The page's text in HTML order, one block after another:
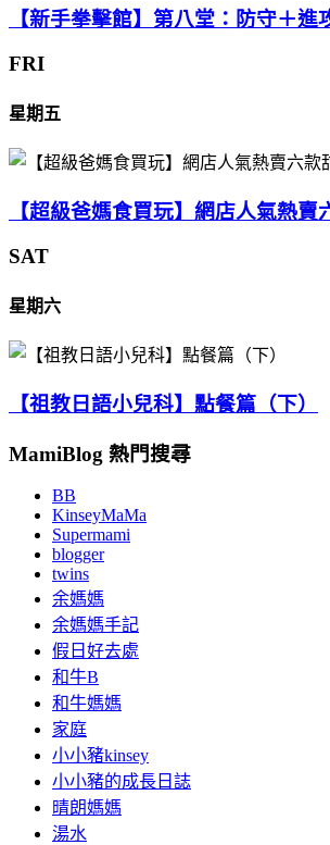
【新手拳擊館】第八堂：防守＋進
FRI
星期五
【超級爸媽食買玩】網店人氣熱賣
SAT
星期六
【祖教日語小兒科】點餐篇（下）
MamiBlog 熱門搜尋
BB
KinseyMaMa
Supermami
blogger
twins
余媽媽
余媽媽手記
假日好去處
和牛B
和牛媽媽
家庭
小小豬kinsey
小小豬的成長日誌
晴朗媽媽
湯水